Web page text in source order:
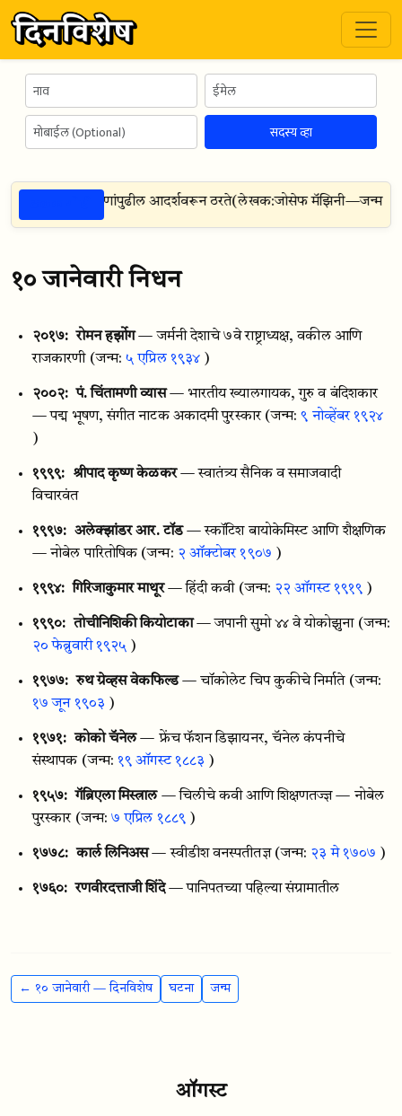
सदस्य व्हा
चारित्र्य हे तेथील तरुणांपुढील आदर्शवरून ठरते(लेखक:जोसेफ मॅझिनी—जन्म:२२
१० जानेवारी निधन
२०१७: रोमन हर्झोग — जर्मनी देशाचे ७वे राष्ट्राध्यक्ष, वकील आणि
राजकारणी (जन्म:५ एप्रिल १९३४ )
२००२: पं. चिंतामणी व्यास — भारतीय ख्यालगायक, गुरु व बंदिशकार
— पद्म भूषण, संगीत नाटक अकादमी पुरस्कार (जन्म:९ नोव्हेंबर १९२४
)
१९९९: श्रीपाद कृष्ण केळकर — स्वातंत्र्य सैनिक व समाजवादी
विचारवंत
१९९७: अलेक्झांडर आर. टॉड — स्कॉटिश बायोकेमिस्ट आणि शैक्षणिक
— नोबेल पारितोषिक (जन्म: २ ऑक्टोबर १९०७ )
१९९४: गिरिजाकुमार माथूर — हिंदी कवी (जन्म: २२ ऑगस्ट १९१९ )
१९९०: तोचीनिशिकी कियोटाका — जपानी सुमो ४४ वे योकोझुना (जन्म:
२० फेब्रुवारी १९२५ )
१९७७: रुथ ग्रेव्हस वेकफिल्ड — चॉकोलेट चिप कुकीचे निर्माते (जन्म:
१७ जून १९०३ )
१९७१: कोको चॅनेल — फ्रेंच फॅशन डिझायनर, चॅनेल कंपनीचे
संस्थापक (जन्म:१९ ऑगस्ट १८८३ )
१९५७: गॅब्रिएला मिस्त्राल — चिलीचे कवी आणि शिक्षणतज्ज्ञ — नोबेल
पुरस्कार (जन्म:७ एप्रिल १८८९ )
१७७८: कार्ल लिनिअस — स्वीडीश वनस्पतीतज्ञ (जन्म: २३ मे १७०७ )
१७६०: रणवीरदत्ताजी शिंदे — पानिपतच्या पहिल्या संग्रामातील
← १० जानेवारी — दिनविशेष घटना जन्म
ऑगस्ट